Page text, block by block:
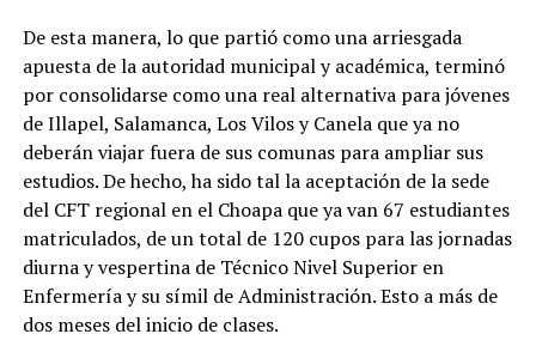
De esta manera, lo que partió como una arriesgada
apuesta de la autoridad municipal y académica, terminó
por consolidarse como una real alternativa para jóvenes
de Illapel, Salamanca, Los Vilos y Canela que ya no
deberán viajar fuera de sus comunas para ampliar sus
estudios. De hecho, ha sido tal la aceptación de la sede
del CFT regional en el Choapa que ya van 67 estudiantes
matriculados, de un total de 120 cupos para las jornadas
diurna y vespertina de Técnico Nivel Superior en
Enfermería y su símil de Administración. Esto a más de
dos meses del inicio de clases.